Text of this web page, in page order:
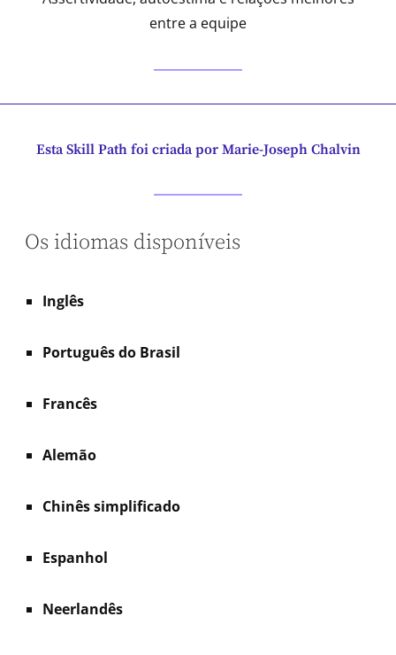
entre a equipe
Esta Skill Path foi criada por Marie-Joseph Chalvin
Os idiomas disponíveis
Inglês
Português do Brasil
Francês
Alemão
Chinês simplificado
Espanhol
Neerlandês